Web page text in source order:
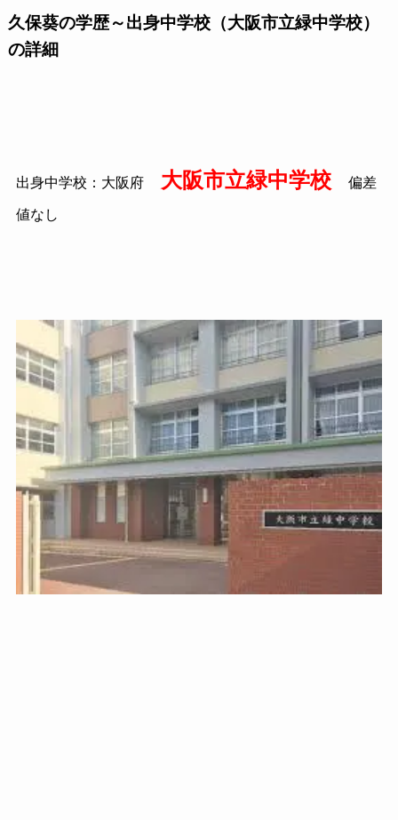
久保葵の学歴～出身中学校（大阪市立緑中学校）
の詳細
出身中学校：大阪府 大阪市立緑中学校 偏差
値なし